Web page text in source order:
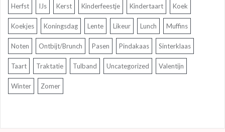
Herfst IJs Kerst Kinderfeestje Kindertaart Koek
Koekjes Koningsdag Lente Likeur Lunch Muffins
Noten Ontbijt/Brunch Pasen Pindakaas Sinterklaas
Taart Traktatie Tulband Uncategorized Valentijn
Winter Zomer